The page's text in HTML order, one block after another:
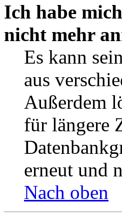
Ich habe
nicht mehr
Es kann
aus
Außerdem
für längere
erneut und
Nach oben